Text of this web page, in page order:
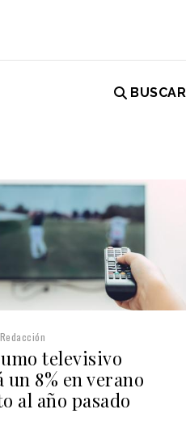
BUSCAR
Redacción
televisivo
un 8% en verano
al año pasado